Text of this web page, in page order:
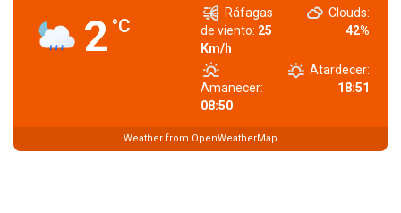
2 °C
Ráfagas
de viento: 25
Km/h
Clouds:
42%
Amanecer:
08:50
Atardecer:
18:51
Weather from OpenWeatherMap